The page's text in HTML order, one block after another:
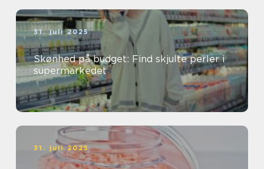
31. juli 2025
Skønhed på budget: Find skjulte perler i
supermarkedet
31. juli 2025